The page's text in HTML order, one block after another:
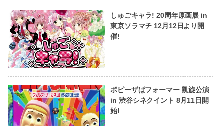
しゅごキャラ! 20周年原画展 in
東京ソラマチ 12月12日より開
催!
ポピーザぱフォーマー 凱旋公演
in 渋谷シネクイント 8月11日開
始!